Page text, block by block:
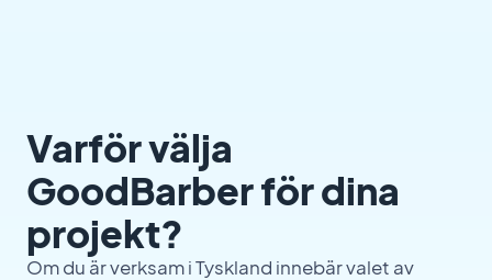
Varför välja
GoodBarber för dina
projekt?
Om du är verksam i Tyskland innebär valet av